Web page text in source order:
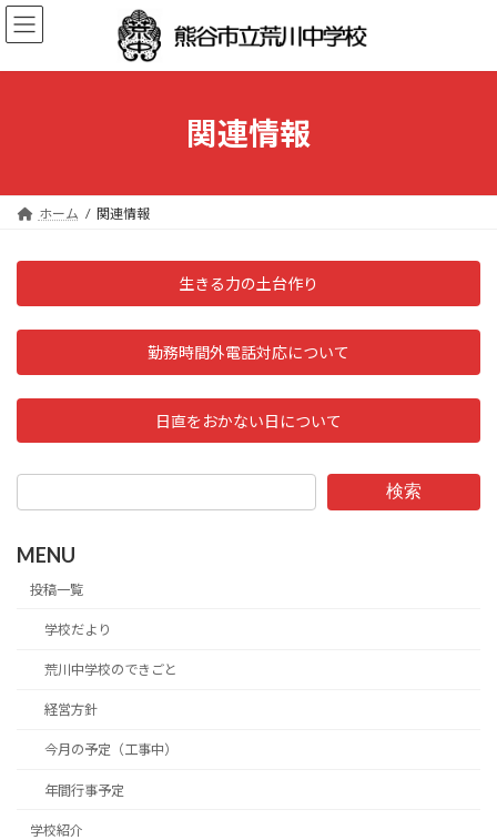
コ
ン
ン
ナ
ビ
ー
関連情報
ホーム 関連情報
生きる力の土台作り
勤務時間外電話対応について
日直をおかない日について
検索
MENU
投稿一覧
学校だより
荒川中学校のできごと
経営方針
今月の予定（工事中）
年間行事予定
学校紹介